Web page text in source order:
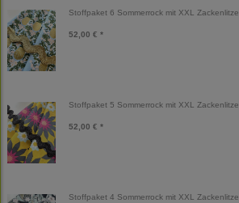
Stoffpaket 6 Sommerrock mit XXL Zackenlitze
52,00 € *
Stoffpaket 5 Sommerrock mit XXL Zackenlitze
52,00 € *
Stoffpaket 4 Sommerrock mit XXL Zackenlitze